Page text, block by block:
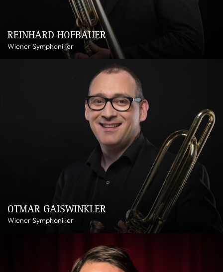
REINHARD HOFBAUER
Wiener Symphoniker
OTMAR GAISWINKLER
Wiener Symphoniker